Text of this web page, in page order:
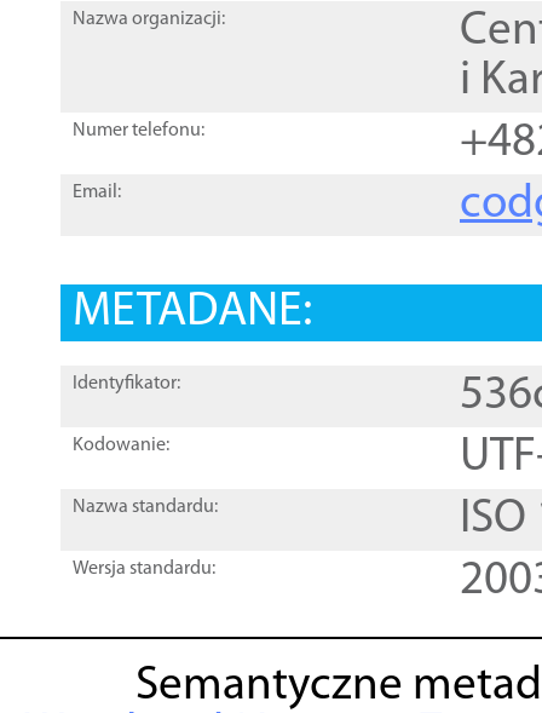
Nazwa organizacji:
i
Numer telefonu:
Email:
METADANE:
Identyfikator:
Kodowanie:
Nazwa standardu:
Wersja standardu:
Semantyczne